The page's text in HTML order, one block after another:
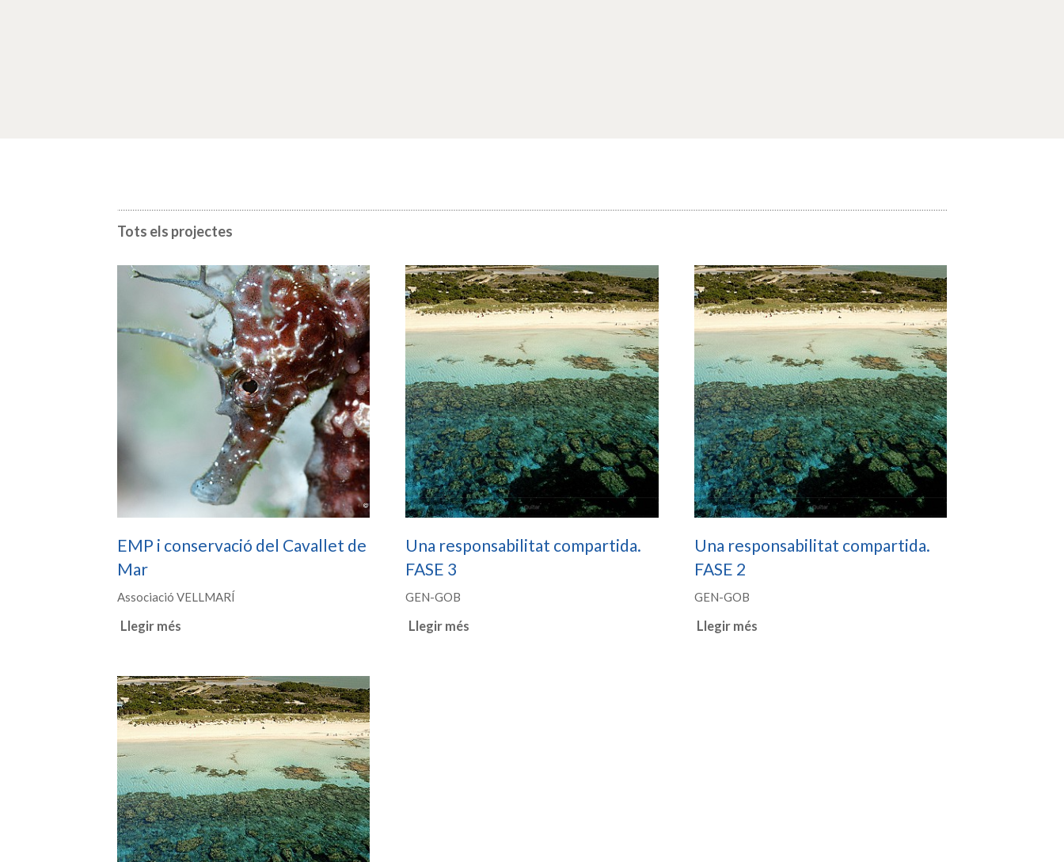
Tots els projectes
EMP i conservació del Cavallet de
Mar
Associació VELLMARÍ
Llegir més
Una responsabilitat compartida.
FASE 3
GEN-GOB
Llegir més
Una responsabilitat compartida.
FASE 2
GEN-GOB
Llegir més